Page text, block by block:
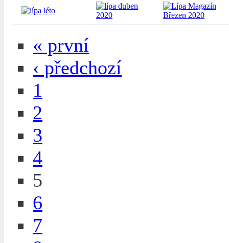
« první
‹ předchozí
1
2
3
4
5
6
7